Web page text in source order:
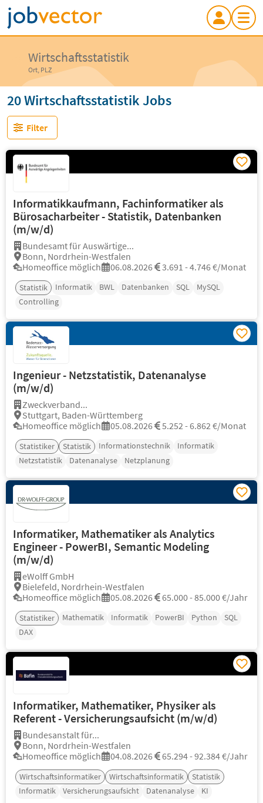
Wirtschaftsstatistik
Ort, PLZ
20 Wirtschaftsstatistik Jobs
Filter
Informatikkaufmann, Fachinformatiker als
Bürosacharbeiter - Statistik, Datenbanken
(m/w/d)
Bundesamt für Auswärtige...
Bonn, Nordrhein-Westfalen
Homeoffice möglich
06.08.2026 3.691 - 4.746 €/Monat
Statistik Informatik BWL Datenbanken SQL
MySQL
Controlling
Ingenieur - Netzstatistik, Datenanalyse
(m/w/d)
Zweckverband...
Stuttgart, Baden-Württemberg
Homeoffice möglich
05.08.2026 5.252 - 6.862 €/Monat
Statistiker Statistik Informationstechnik
Informatik
Netzstatistik
Datenanalyse Netzplanung
Informatiker, Mathematiker als Analytics
Engineer - PowerBI, Semantic Modeling
(m/w/d)
eWolff GmbH
Bielefeld, Nordrhein-Westfalen
Homeoffice möglich
05.08.2026 65.000 - 85.000 €/Jahr
Statistiker Mathematik Informatik PowerBI Python
SQL
DAX
Informatiker, Mathematiker, Physiker als
Referent - Versicherungsaufsicht (m/w/d)
Bundesanstalt für...
Bonn, Nordrhein-Westfalen
Homeoffice möglich
04.08.2026 65.294 - 92.384 €/Jahr
Wirtschaftsinformatiker Wirtschaftsinformatik
Statistik
Informatik
Versicherungsaufsicht Datenanalyse KI